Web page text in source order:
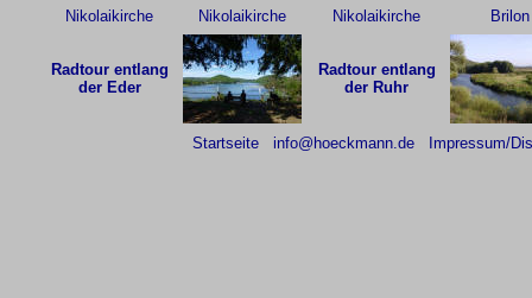
Nikolaikirche Nikolaikirche Nikolaikirche Brilon
Radtour entlang
der Eder
Radtour entlang
der Ruhr
Startseite info@hoeckmann.de Impressum/